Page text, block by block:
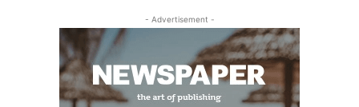
- Advertisement -